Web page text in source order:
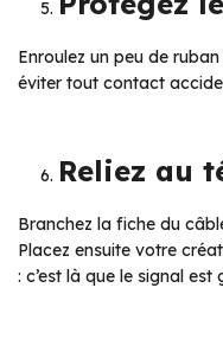
Enroulez un peu de
éviter tout contact
Reliez au
Branchez la fiche du
Placez ensuite votre
: c’est là que le signal